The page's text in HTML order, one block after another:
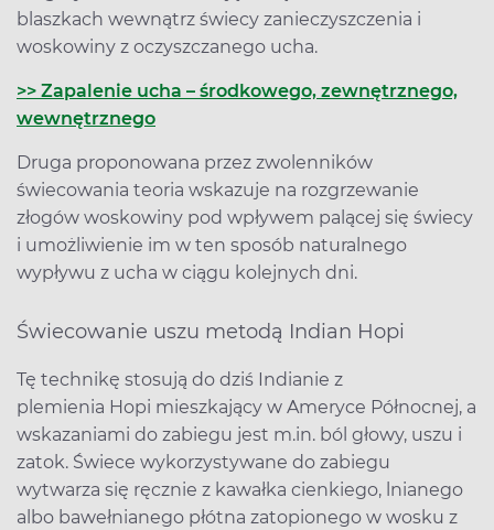
blaszkach wewnątrz świecy zanieczyszczenia i
woskowiny z oczyszczanego ucha.
>> Zapalenie ucha – środkowego, zewnętrznego,
wewnętrznego
Druga proponowana przez zwolenników
świecowania teoria wskazuje na rozgrzewanie
złogów woskowiny pod wpływem palącej się świecy
i umożliwienie im w ten sposób naturalnego
wypływu z ucha w ciągu kolejnych dni.
Świecowanie uszu metodą Indian Hopi
Tę technikę stosują do dziś Indianie z
plemienia Hopi mieszkający w Ameryce Północnej, a
wskazaniami do zabiegu jest m.in. ból głowy, uszu i
zatok. Świece wykorzystywane do zabiegu
wytwarza się ręcznie z kawałka cienkiego, lnianego
albo bawełnianego płótna zatopionego w wosku z